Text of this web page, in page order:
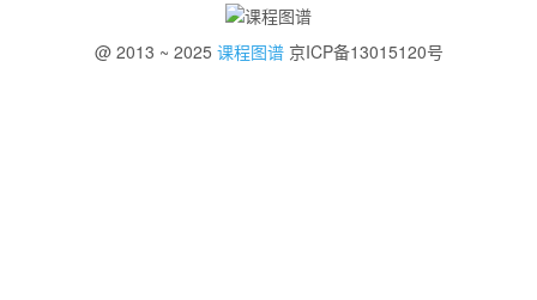
@ 2013 ~ 2025 课程图谱京ICP备13015120号